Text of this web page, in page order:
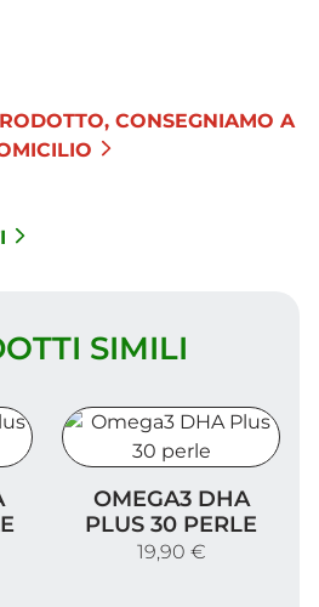
CONSEGNIAMO A
SIMILI
OMEGA3 DHA
PLUS 30 PERLE
19,90 €